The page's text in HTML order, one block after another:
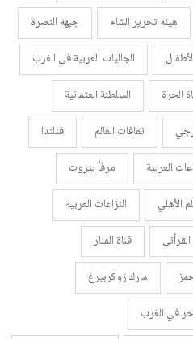
هيئة تحرير الشام
جبهة النصرة
الجاليات العربية في الغرب
الحرة
السلطنة العثمانية
ثقافات العالم
فنلندا
العربية
مرفأ بيروت
الأهلي
النزاعات العربية
قناة المنار
مارك زوكربيرغ
في الغرب